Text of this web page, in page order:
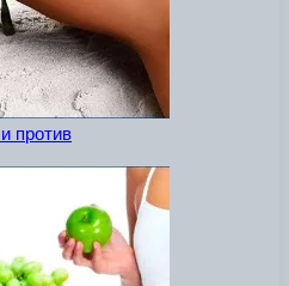
против